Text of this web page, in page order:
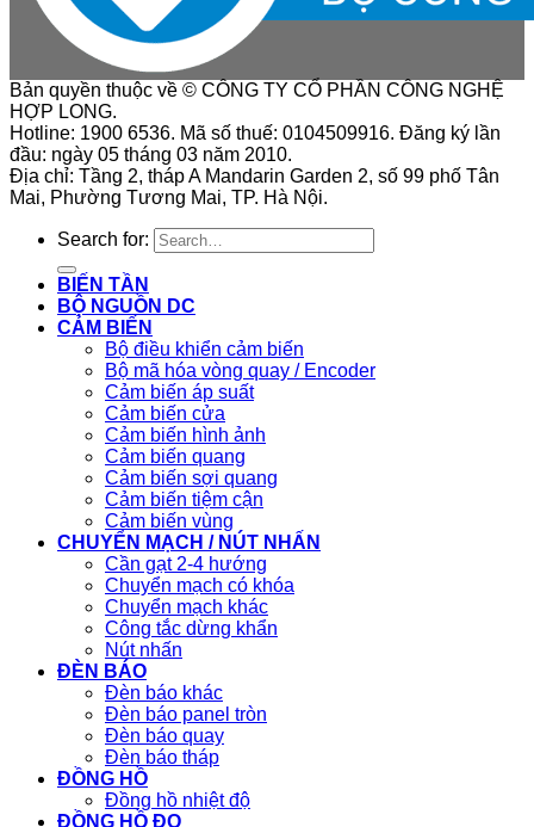
Bản quyền thuộc về © CÔNG TY CỔ PHẦN CÔNG NGHỆ
HỢP LONG.
Hotline: 1900 6536. Mã số thuế: 0104509916. Đăng ký lần
đầu: ngày 05 tháng 03 năm 2010.
Địa chỉ: Tầng 2, tháp A Mandarin Garden 2, số 99 phố Tân
Mai, Phường Tương Mai, TP. Hà Nội.
Search for:
BIẾN TẦN
BỘ NGUỒN DC
CẢM BIẾN
Bộ điều khiển cảm biến
Bộ mã hóa vòng quay / Encoder
Cảm biến áp suất
Cảm biến cửa
Cảm biến hình ảnh
Cảm biến quang
Cảm biến sợi quang
Cảm biến tiệm cận
Cảm biến vùng
CHUYỂN MẠCH / NÚT NHẤN
Cần gạt 2-4 hướng
Chuyển mạch có khóa
Chuyển mạch khác
Công tắc dừng khẩn
Nút nhấn
ĐÈN BÁO
Đèn báo khác
Đèn báo panel tròn
Đèn báo quay
Đèn báo tháp
ĐỒNG HỒ
Đồng hồ nhiệt độ
ĐỒNG HỒ ĐO